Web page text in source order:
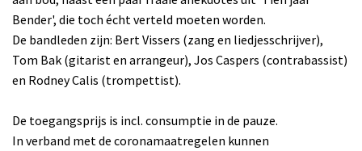
Bender', die toch écht verteld moeten worden.
De bandleden zijn: Bert Vissers (zang en liedjesschrijver),
Tom Bak (gitarist en arrangeur), Jos Caspers (contrabassist)
en Rodney Calis (trompettist).
De toegangsprijs is incl. consumptie in de pauze.
In verband met de coronamaatregelen kunnen